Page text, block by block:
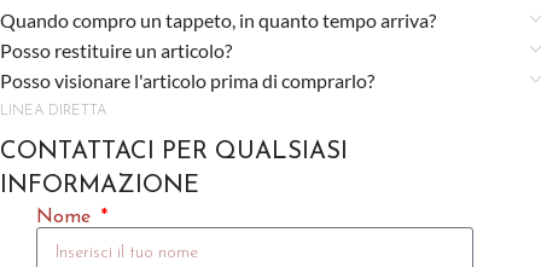
Quando compro un tappeto, in quanto tempo arriva?
Posso restituire un articolo?
Posso visionare l'articolo prima di comprarlo?
LINEA DIRETTA
CONTATTACI PER QUALSIASI
INFORMAZIONE
Nome